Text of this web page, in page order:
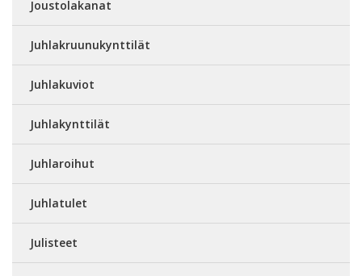
Joustolakanat
Juhlakruunukynttilät
Juhlakuviot
Juhlakynttilät
Juhlaroihut
Juhlatulet
Julisteet